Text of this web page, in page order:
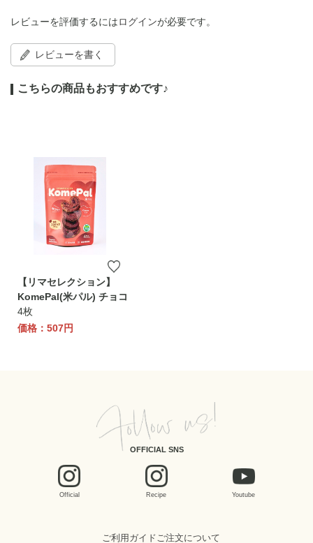
レビューを評価するにはログインが必要です。
レビューを書く
こちらの商品もおすすめです♪
【リマセレクション】
KomePal(米パル) チョコ
4枚
価格：507円
OFFICIAL SNS
Official Recipe Youtube
ご利用ガイドご注文について